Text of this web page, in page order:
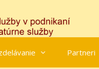
Partneri